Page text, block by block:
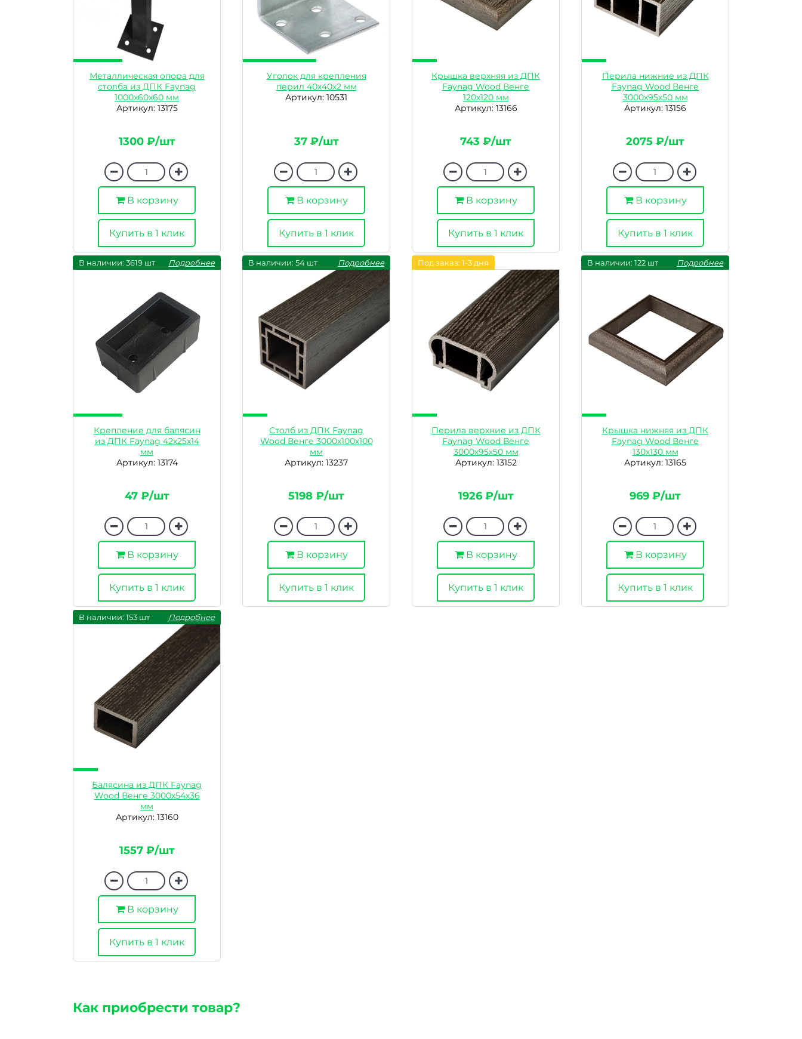
Металлическая опора для
столба из ДПК Faynag
1000х60х60 мм
Артикул: 13175
1300 ₽/шт
В корзину
Купить в 1 клик
Уголок для крепления
перил 40х40х2 мм
Артикул: 10531
37 ₽/шт
В корзину
Купить в 1 клик
Крышка верхняя из ДПК
Faynag Wood Венге
120х120 мм
Артикул: 13166
743 ₽/шт
В корзину
Купить в 1 клик
Перила нижние из ДПК
Faynag Wood Венге
3000х95х50 мм
Артикул: 13156
2075 ₽/шт
В корзину
Купить в 1 клик
В наличии: 3619 шт Подробнее
Крепление для балясин
из ДПК Faynag 42х25х14
мм
Артикул: 13174
47 ₽/шт
В корзину
Купить в 1 клик
В наличии: 54 шт Подробнее
Столб из ДПК Faynag
Wood Венге 3000х100х100
мм
Артикул: 13237
5198 ₽/шт
В корзину
Купить в 1 клик
Под заказ: 1-3 дня
Перила верхние из ДПК
Faynag Wood Венге
3000х95х50 мм
Артикул: 13152
1926 ₽/шт
В корзину
Купить в 1 клик
В наличии: 122 шт Подробнее
Крышка нижняя из ДПК
Faynag Wood Венге
130х130 мм
Артикул: 13165
969 ₽/шт
В корзину
Купить в 1 клик
В наличии: 153 шт Подробнее
Балясина из ДПК Faynag
Wood Венге 3000х54х36
мм
Артикул: 13160
1557 ₽/шт
В корзину
Купить в 1 клик
Как приобрести товар?